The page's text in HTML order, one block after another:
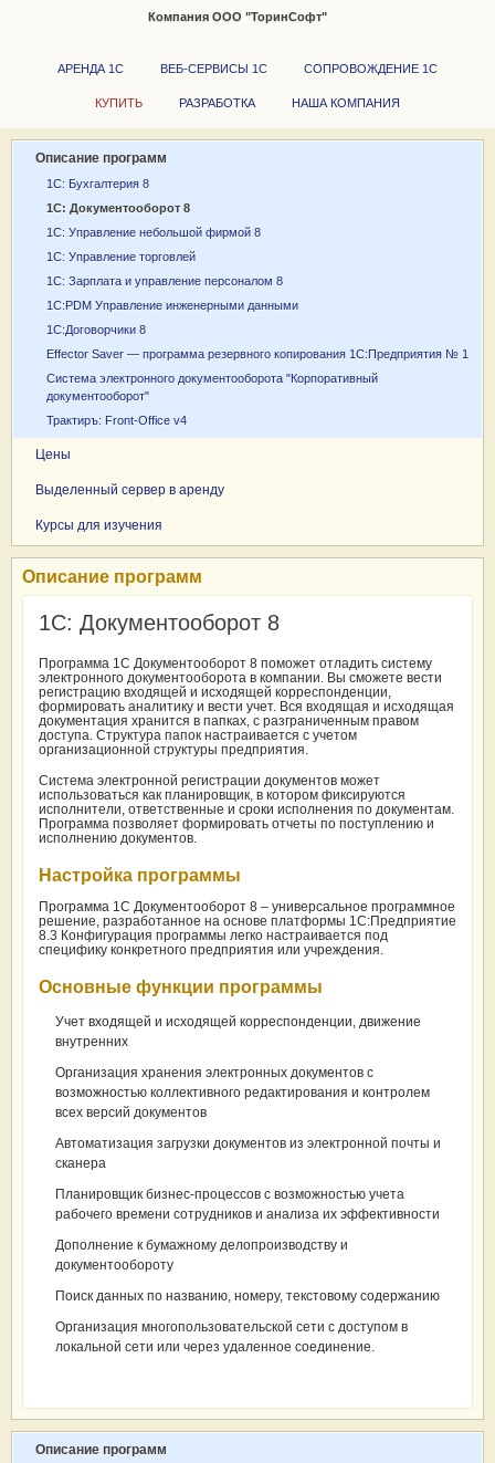
Компания ООО "ТоринСофт"
АРЕНДА 1С ВЕБ-СЕРВИСЫ 1С СОПРОВОЖДЕНИЕ 1С
КУПИТЬ РАЗРАБОТКА НАША КОМПАНИЯ
Описание программ
1С: Бухгалтерия 8
1С: Документооборот 8
1С: Управление небольшой фирмой 8
1С: Управление торговлей
1С: Зарплата и управление персоналом 8
1С:PDM Управление инженерными данными
1С:Договорчики 8
Effector Saver — программа резервного копирования 1С:Предприятия № 1
Система электронного документооборота "Корпоративный
документооборот"
Трактиръ: Front-Office v4
Цены
Выделенный сервер в аренду
Курсы для изучения
Описание программ
1С: Документооборот 8
Программа 1С Документооборот 8 поможет отладить систему
электронного документооборота в компании. Вы сможете вести
регистрацию входящей и исходящей корреспонденции,
формировать аналитику и вести учет. Вся входящая и исходящая
документация хранится в папках, с разграниченным правом
доступа. Структура папок настраивается с учетом
организационной структуры предприятия.
Система электронной регистрации документов может
использоваться как планировщик, в котором фиксируются
исполнители, ответственные и сроки исполнения по документам.
Программа позволяет формировать отчеты по поступлению и
исполнению документов.
Настройка программы
Программа 1С Документооборот 8 – универсальное программное
решение, разработанное на основе платформы 1С:Предприятие
8.3 Конфигурация программы легко настраивается под
специфику конкретного предприятия или учреждения.
Основные функции программы
Учет входящей и исходящей корреспонденции, движение
внутренних
Организация хранения электронных документов с
возможностью коллективного редактирования и контролем
всех версий документов
Автоматизация загрузки документов из электронной почты и
сканера
Планировщик бизнес-процессов с возможностью учета
рабочего времени сотрудников и анализа их эффективности
Дополнение к бумажному делопроизводству и
документообороту
Поиск данных по названию, номеру, текстовому содержанию
Организация многопользовательской сети с доступом в
локальной сети или через удаленное соединение.
Описание программ